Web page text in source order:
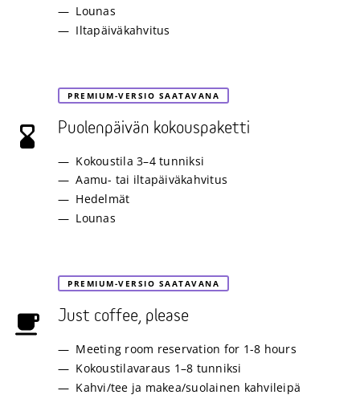
Lounas
Iltapäiväkahvitus
PREMIUM-VERSIO SAATAVANA
Puolenpäivän kokouspaketti
Kokoustila 3–4 tunniksi
Aamu- tai iltapäiväkahvitus
Hedelmät
Lounas
PREMIUM-VERSIO SAATAVANA
Just coffee, please
Meeting room reservation for 1-8 hours
Kokoustilavaraus 1–8 tunniksi
Kahvi/tee ja makea/suolainen kahvileipä